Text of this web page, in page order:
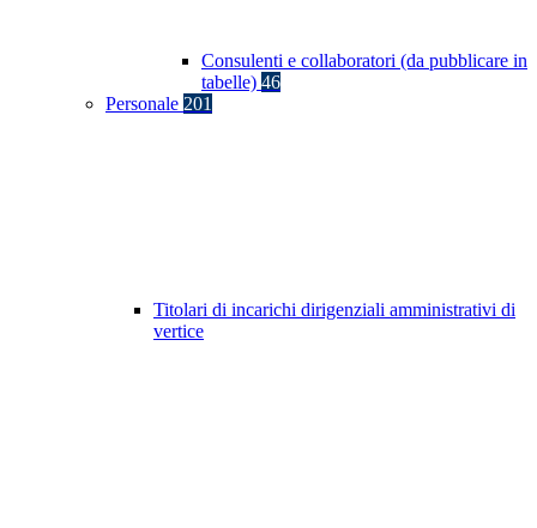
Consulenti e collaboratori (da pubblicare in
tabelle) 46
Personale 201
Titolari di incarichi dirigenziali amministrativi di
vertice